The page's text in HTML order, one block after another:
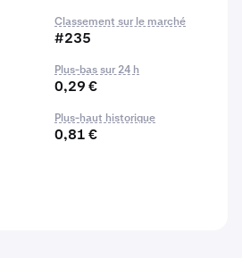
Classement sur le marché
#235
Plus-bas sur 24 h
0,29 €
Plus-haut historique
0,81 €